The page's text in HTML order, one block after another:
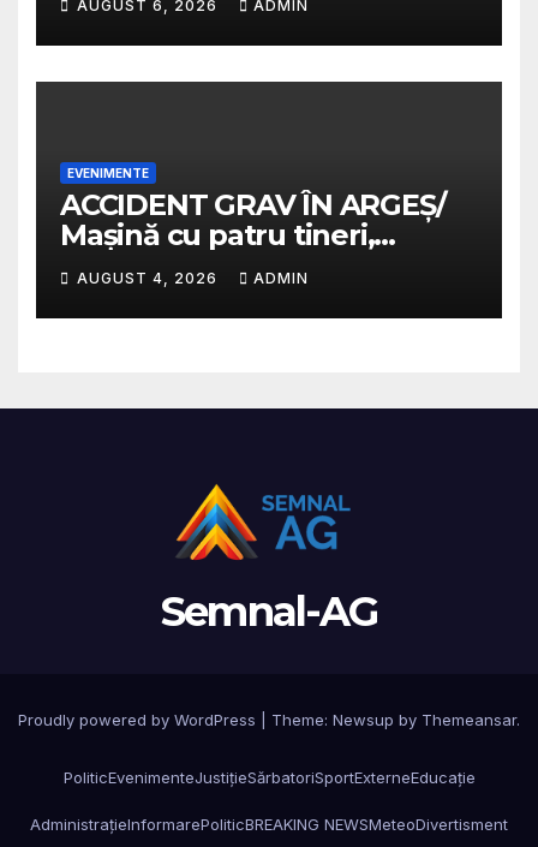
ARSURI GRAVE
AUGUST 6, 2026 ADMIN
EVENIMENTE
ACCIDENT GRAV ÎN ARGEȘ/
Mașină cu patru tineri,
răsturnată pe un câmp la
Micești/ Doi sunt în stare
gravă
AUGUST 4, 2026 ADMIN
Semnal-AG
Proudly powered by WordPress Theme: Newsup by Themeansar.
PoliticEvenimenteJustițieSărbatoriSportExterneEducație
AdministrațieInformarePoliticBREAKING NEWSMeteoDivertisment